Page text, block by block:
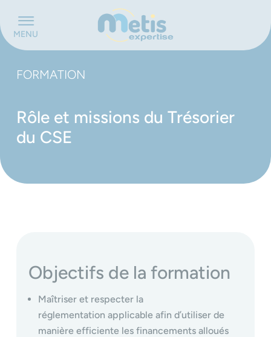
FORMATION
Rôle et missions du Trésorier
du CSE
Objectifs de la formation
Maîtriser et respecter la
réglementation applicable afin d’utiliser de
manière efficiente les financements alloués
MENU
Panneau de gestion des cookies